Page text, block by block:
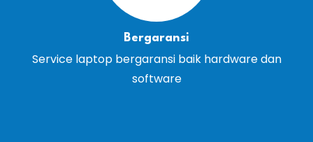
Bergaransi
Service laptop bergaransi baik hardware dan
software